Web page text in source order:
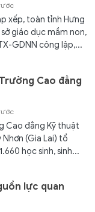
xếp, toàn tỉnh Hưng
giáo dục mầm non,
GDNN công lập,...
Cao đẳng
Cao đẳng Kỹ thuật
(Gia Lai) tổ
học sinh, sinh...
lực quan